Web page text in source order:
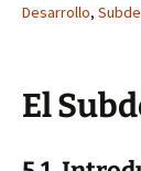
Desarrollo,
El